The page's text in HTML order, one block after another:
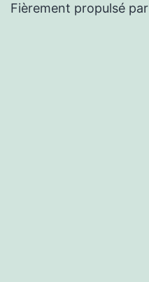
Fièrement propulsé par